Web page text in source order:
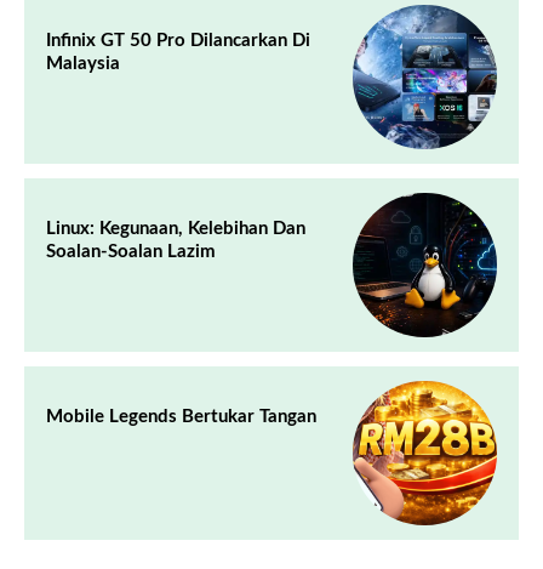
Infinix GT 50 Pro Dilancarkan Di
Malaysia
Linux: Kegunaan, Kelebihan Dan
Soalan-Soalan Lazim
Mobile Legends Bertukar Tangan